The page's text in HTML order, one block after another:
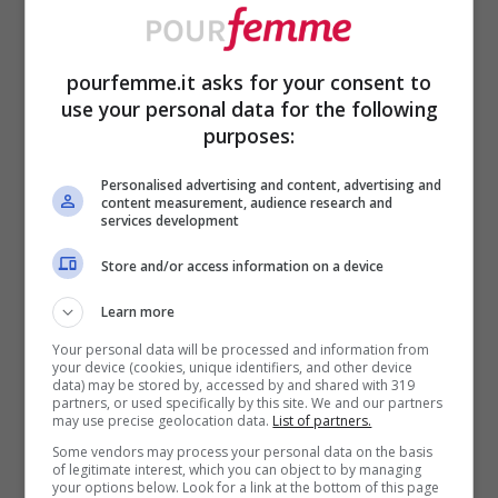
desiderate creare una vera e propria area
fitness. Quali sono i macchinari da poter
acquistare?
Unapanca piana con bilanciere
pesi e schienale reclinabile, per
praticare tutti gli esercizi del
bodybuilding.
Untapis roulant, utile per il
riscaldamento, il defaticamento o
per fare una camminata/corsetta
pourfemme.it asks for your consent to
use your personal data for the following
purposes:
Personalised advertising and content, advertising and
content measurement, audience research and
services development
Store and/or access information on a device
Learn more
Your personal data will be processed and information from
your device (cookies, unique identifiers, and other device
data) may be stored by, accessed by and shared with 319
partners, or used specifically by this site. We and our partners
may use precise geolocation data. List of partners.
Some vendors may process your personal data on the basis
of legitimate interest, which you can object to by managing
your options below. Look for a link at the bottom of this page